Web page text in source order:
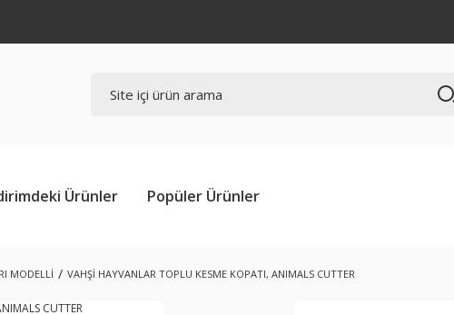
Ürünler Popüler Ürünler
MODELLİ VAHŞİ HAYVANLAR TOPLU KESME KOPATI, ANIMALS CUTTER